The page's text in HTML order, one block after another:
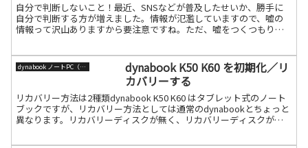
自分で判断しないこと！最近、SNSなどが普及したせいか、勝手に
自分で判断する方が増えました。情報が氾濫していますので、嘘の
情報って沢山ありますから要注意ですね。ただ、嘘をつくつもりが
dynabook ノートPC（旧東芝）
dynabook K50 K60 を初期化／リ
カバリーする
リカバリー方法は2種類dynabook K50 K60 はタブレット式のノート
ブックですが、リカバリー方法としては通常のdynabookとちょっと
異なります。リカバリーディスクが無く、リカバリーディスクが